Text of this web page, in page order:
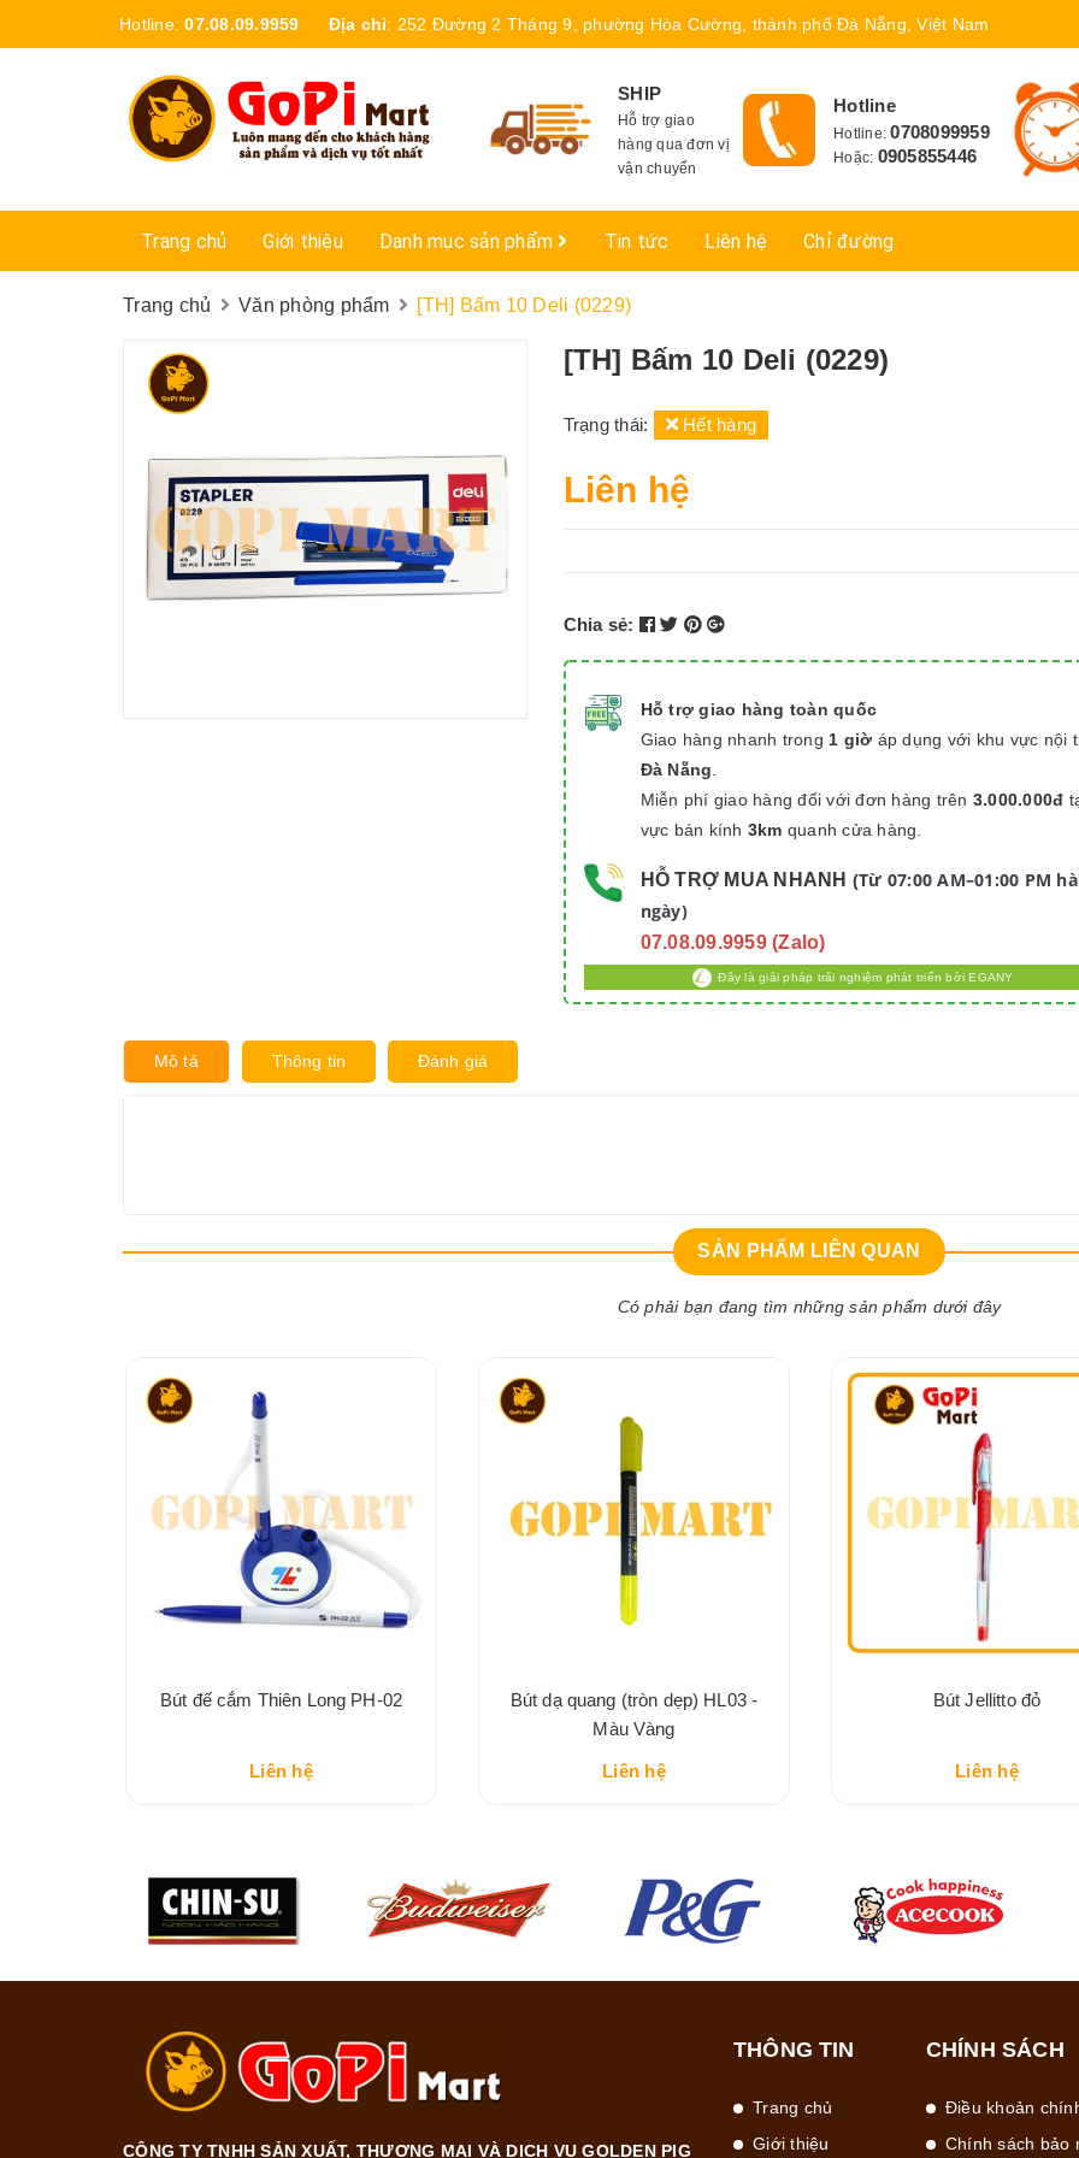
Hotline:07.08.09.9959 Địa chỉ: 252 Đường 2 Tháng 9, phường Hòa Cường, thành phố Đà Nẵng, Việt Nam
SHIP
Hỗ trợ giao
hàng qua đơn vị
vận chuyển
Hotline
Hotline:0708099959
Hoặc: 0905855446
Trang chủ Giới thiệu Danh mục sản phẩm Tin tức Liên hệ Chỉ đường
Trang chủ Văn phòng phẩm [TH] Bấm 10 Deli (0229)
[TH] Bấm 10 Deli (0229)
Trạng thái: Hết hàng
Liên hệ
Chia sẻ:
Hỗ trợ giao hàng toàn quốc
Giao hàng nhanh trong 1 giờ áp dụng với khu vực nội
Đà Nẵng
Miễn phí giao hàng đối với đơn hàng trên 3.000.000đ
vực bán kính 3km quanh cửa hàng.
HỖ TRỢ MUA NHANH (Từ 07:00 AM–01:00 PM
ngày)
07.08.09.9959 (Zalo)
Đây là giải pháp trải nghiệm phát triển bởi EGANY
Mô tả Thông tin Đánh giá
SẢN PHẨM LIÊN QUAN
Có phải bạn đang tìm những sản phẩm dưới đây
Bút đế cắm Thiên Long PH-02
Liên hệ
Bút dạ quang (tròn dẹp) HL03 -
Màu Vàng
Liên hệ
Bút Jellitto đỏ
Liên hệ
CÔNG TY TNHH SẢN XUẤT, THƯƠNG MẠI VÀ DỊCH VỤ GOLDEN PIG
THÔNG TIN
Trang chủ
Giới thiệu
CHÍNH SÁCH
Điều khoản
Chính sách bảo